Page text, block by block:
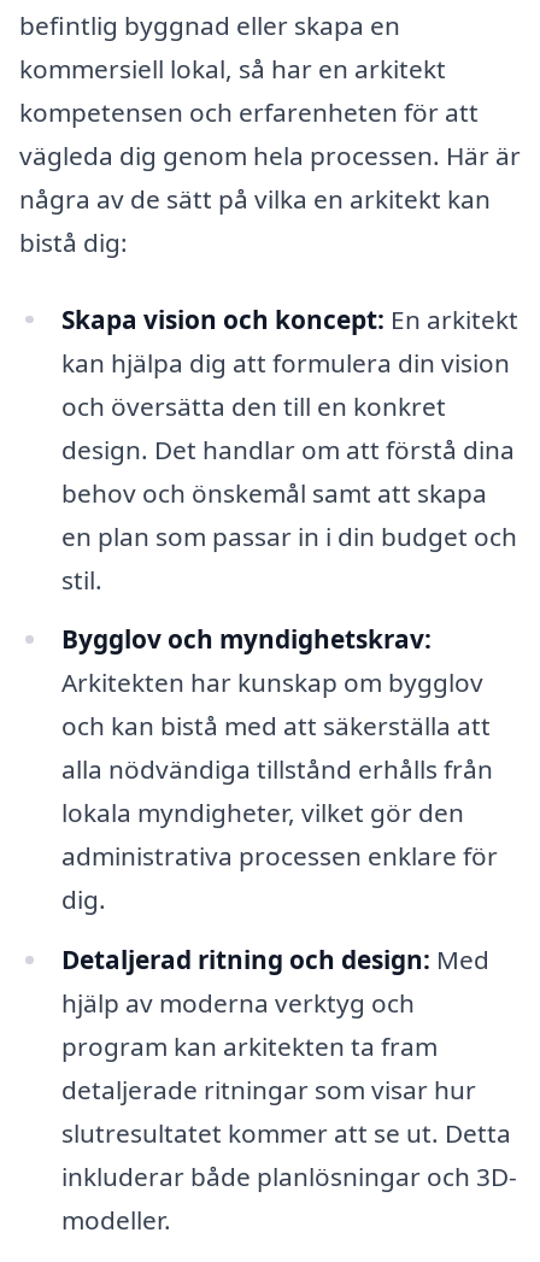
befintlig byggnad eller skapa en
kommersiell lokal, så har en arkitekt
kompetensen och erfarenheten för att
vägleda dig genom hela processen. Här är
några av de sätt på vilka en arkitekt kan
bistå dig:
Skapa vision och koncept: En arkitekt
kan hjälpa dig att formulera din vision
och översätta den till en konkret
design. Det handlar om att förstå dina
behov och önskemål samt att skapa
en plan som passar in i din budget och
stil.
Bygglov och myndighetskrav:
Arkitekten har kunskap om bygglov
och kan bistå med att säkerställa att
alla nödvändiga tillstånd erhålls från
lokala myndigheter, vilket gör den
administrativa processen enklare för
dig.
Detaljerad ritning och design: Med
hjälp av moderna verktyg och
program kan arkitekten ta fram
detaljerade ritningar som visar hur
slutresultatet kommer att se ut. Detta
inkluderar både planlösningar och 3D-
modeller.